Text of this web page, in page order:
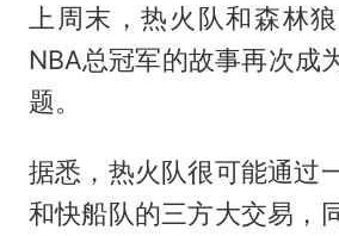
上周末，热火队和森林
NBA总冠军的故事再次成
题。
据悉，热火队很可能通过
和快船队的三方大交易，